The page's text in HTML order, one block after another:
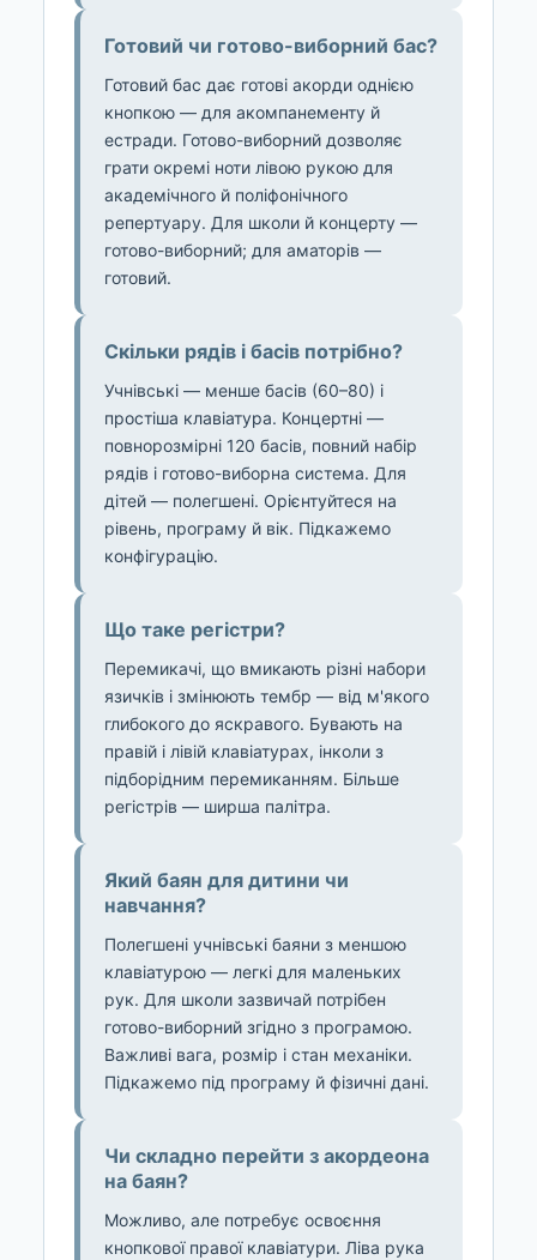
Готовий чи готово-виборний бас?
Готовий бас дає готові акорди однією
кнопкою — для акомпанементу й
естради. Готово-виборний дозволяє
грати окремі ноти лівою рукою для
академічного й поліфонічного
репертуару. Для школи й концерту —
готово-виборний; для аматорів —
готовий.
Скільки рядів і басів потрібно?
Учнівські — менше басів (60–80) і
простіша клавіатура. Концертні —
повнорозмірні 120 басів, повний набір
рядів і готово-виборна система. Для
дітей — полегшені. Орієнтуйтеся на
рівень, програму й вік. Підкажемо
конфігурацію.
Що таке регістри?
Перемикачі, що вмикають різні набори
язичків і змінюють тембр — від м'якого
глибокого до яскравого. Бувають на
правій і лівій клавіатурах, інколи з
підборідним перемиканням. Більше
регістрів — ширша палітра.
Який баян для дитини чи
навчання?
Полегшені учнівські баяни з меншою
клавіатурою — легкі для маленьких
рук. Для школи зазвичай потрібен
готово-виборний згідно з програмою.
Важливі вага, розмір і стан механіки.
Підкажемо під програму й фізичні дані.
Чи складно перейти з акордеона
на баян?
Можливо, але потребує освоєння
кнопкової правої клавіатури. Ліва рука